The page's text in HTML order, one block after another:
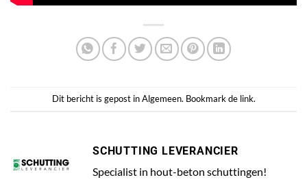
Dit bericht is gepost inAlgemeen. Bookmark de link.
SCHUTTING LEVERANCIER
Specialist in hout-beton schuttingen!